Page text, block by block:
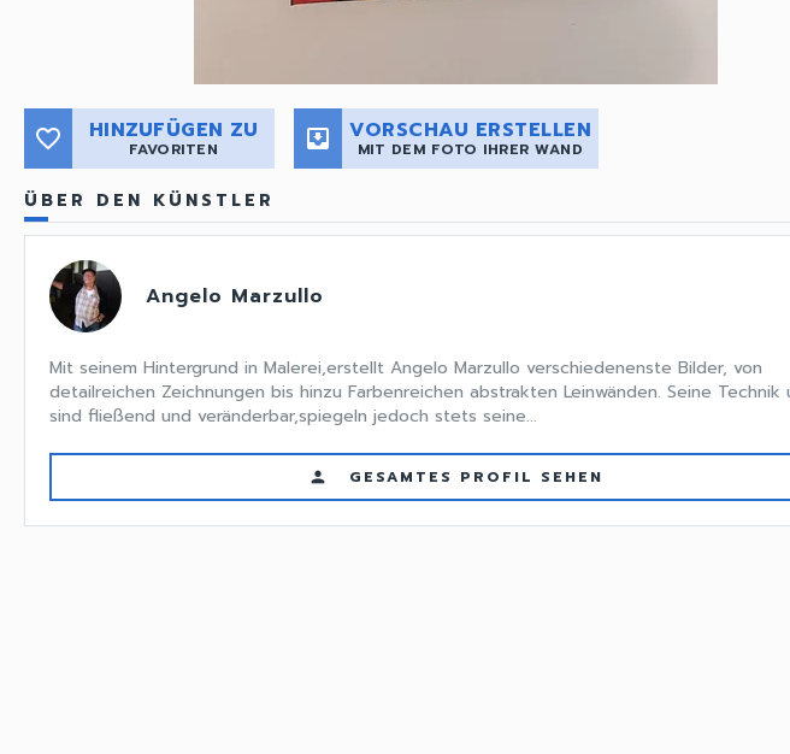
favorite_border HINZUFÜGEN ZU
FAVORITEN move_to_inbox VORSCHAU ERSTELLEN
MIT DEM FOTO IHRER WAND
ÜBER DEN KÜNSTLER
Angelo Marzullo
Mit seinem Hintergrund in Malerei,erstellt Angelo Marzullo verschiedenenste Bilder, von
detailreichen Zeichnungen bis hinzu Farbenreichen abstrakten Leinwänden. Seine Technik
sind fließend und veränderbar,spiegeln jedoch stets seine...
person GESAMTES PROFIL SEHEN